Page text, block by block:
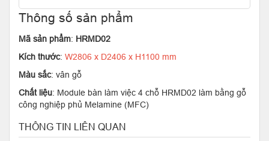
Thông số sản phẩm
Mã sản phẩm: HRMD02
Kích thước: W2806 x D2406 x H1100 mm
Màu sắc: vân gỗ
Chất liệu: Module bàn làm việc 4 chỗ HRMD02 làm bằng gỗ
công nghiệp phủ Melamine (MFC)
THÔNG TIN LIÊN QUAN